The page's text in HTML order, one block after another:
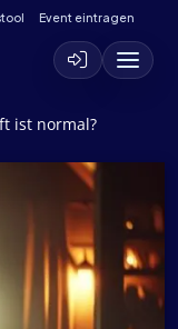
Event eintragen
ist normal?